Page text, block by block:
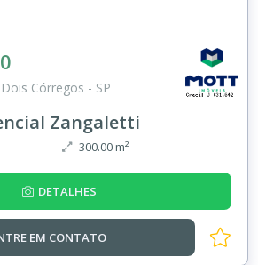
Córregos - SP
Zangaletti
300.00 m²
DETALHES
EM CONTATO